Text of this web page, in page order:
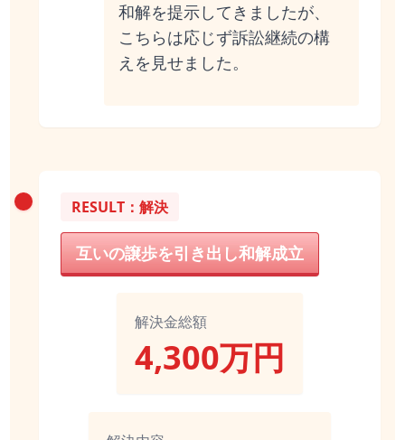
和解を提示してきましたが、
こちらは応じず訴訟継続の構
えを見せました。
RESULT：解決
互いの譲歩を引き出し和解成立
解決金総額
4,300万円